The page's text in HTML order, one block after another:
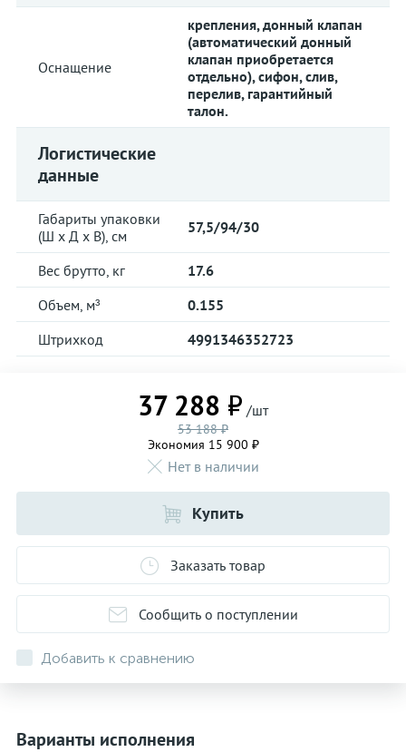
Оснащение
крепления, донный клапан
(автоматический донный
клапан приобретается
отдельно), сифон, слив,
перелив, гарантийный
талон.
Логистические
данные
Габариты упаковки
(Ш х Д х В), см
57,5/94/30
Вес брутто, кг
17.6
Объем, м³
0.155
Штрихкод
4991346352723
37 288 ₽ /шт
53 188 ₽
Экономия 15 900 ₽
Нет в наличии
Купить
Заказать товар
Сообщить о поступлении
Добавить к сравнению
Варианты исполнения